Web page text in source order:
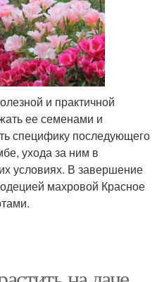
и практичной
ее семенами и
специфику последующего
ухода за ним в
условиях. В завершение
махровой Красное